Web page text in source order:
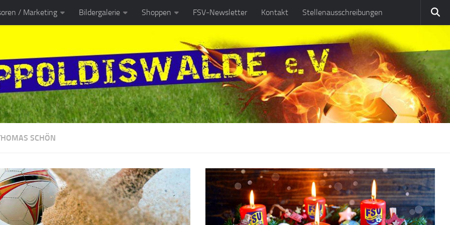
/ Marketing Bildergalerie Shoppen FSV-Newsletter Kontakt Stellenausschreibungen
SCHÖN